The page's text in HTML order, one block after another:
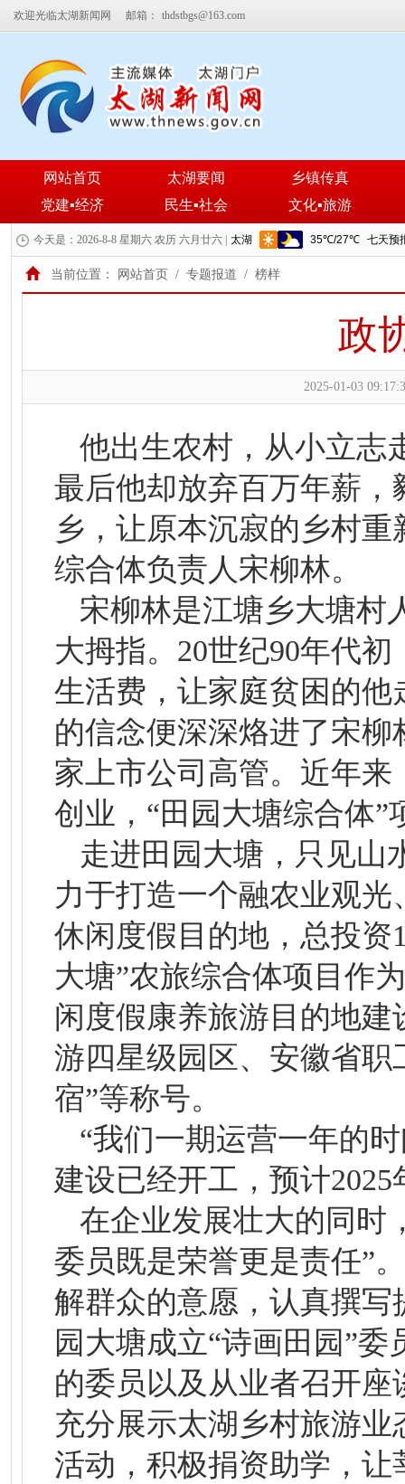
欢迎光临太湖新闻网 邮箱： thdstbgs@163.com
网站首页 太湖要闻
乡镇传真
党建▪经济
民生▪社会 文化▪旅游
今天是：2026-8-8 星期六 农历 六月廿六 |
当前位置： 网站首页 / 专题报道 / 榜样
政
2025-01-03
他出生农村，从小立志
最后他却放弃百万年薪
乡，让原本沉寂的乡村
综合体负责人宋柳林。
宋柳林是江塘乡大塘村
大拇指。20世纪90年代
生活费，让家庭贫困的
的信念便深深烙进了宋
家上市公司高管。近年
创业，“田园大塘综合体”
走进田园大塘，只见山
力于打造一个融农业观
休闲度假目的地，总投资
大塘”农旅综合体项目作
闲度假康养旅游目的地
游四星级园区、安徽省
宿”等称号。
“我们一期运营一年的
建设已经开工，预计
在企业发展壮大的同时
委员既是荣誉更是责任”
解群众的意愿，认真撰
园大塘成立“诗画田园”
的委员以及从业者召开
充分展示太湖乡村旅游
活动，积极捐资助学，